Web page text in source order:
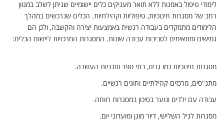
לימודי טיפול באמנות ללא תואר מעניקים כלים יישומיים שניתן לשלב במגוון
רחב של מסגרות חינוכיות, טיפוליות וקהילתיות. הכלים שנרכשים במהלך
הלימודים מתמקדים בעבודה רגשית באמצעות יצירה והקשבה, ולכן הם
גמישים ומתאימים לסביבות עבודה שונות. המסגרות המרכזיות ליישום הכלים:
מסגרות חינוכיות כמו גנים, בתי ספר ותכניות העשרה.
מתנ"סים, מרכזים קהילתיים וחוגים רגשיים.
עבודה עם ילדים ונוער בסיכון במסגרות רווחה.
מסגרות לגיל השלישי, דיור מוגן ומועדוני יום.